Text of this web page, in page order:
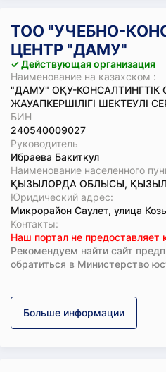
ТОО "УЧЕБНО-
ЦЕНТР "ДАМУ"
✓ Действующая организация
Наименование на казахском :
"ДАМУ" ОҚУ-КОНСАЛТИНГТІК
ЖАУАПКЕРШІЛІГІ ШЕКТЕУЛІ
БИН
240540009027
Руководитель
Ибраева Бакиткул
Наименование населенного
ҚЫЗЫЛОРДА ОБЛЫСЫ,
Юридический адрес:
Микрорайон Саулет, улица
Koнтaкты:
Наш портал не предоставляет
Рекомендуем найти сайт
обратиться в Министерство
Больше информации